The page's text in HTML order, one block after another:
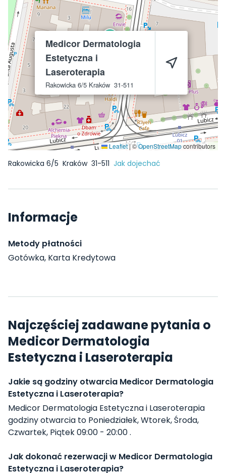
Medicor Dermatologia
Estetyczna i
Laseroterapia
Rakowicka 6/5 Kraków 31-511
Leaflet |©OpenStreetMapcontributors
Rakowicka 6/5 Kraków 31-511 Jak dojechać
Informacje
Metody płatności
Gotówka, Karta Kredytowa
Najczęściej zadawane pytania o
Medicor Dermatologia
Estetyczna i Laseroterapia
Jakie są godziny otwarcia Medicor Dermatologia
Estetyczna i Laseroterapia?
Medicor Dermatologia Estetyczna i Laseroterapia
godziny otwarcia to Poniedziałek, Wtorek, Środa,
Czwartek, Piątek 09:00 - 20:00 .
Jak dokonać rezerwacji w Medicor Dermatologia
Estetyczna i Laseroterapia?